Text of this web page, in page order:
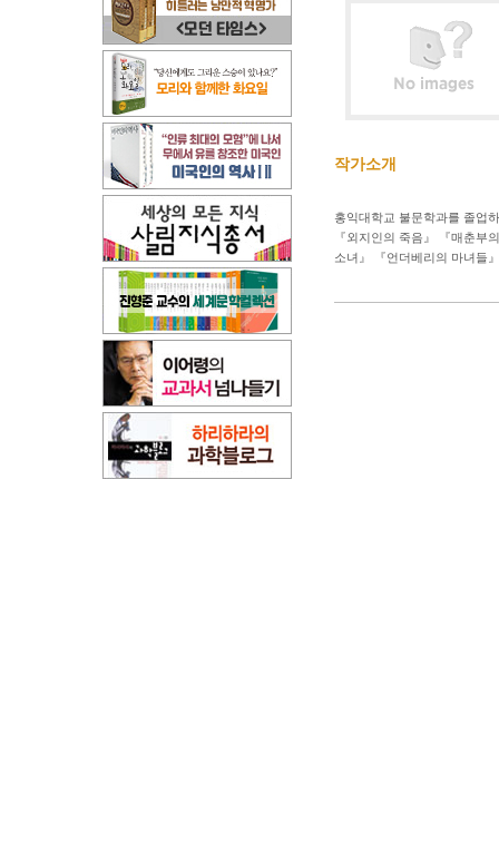
작가소개
홍익대학교 불문학과를 졸업
『외지인의 죽음』 『매춘부
소녀』 『언더베리의 마녀들